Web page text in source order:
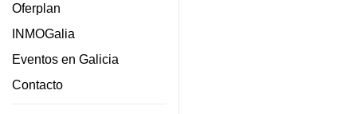
Oferplan
INMOGalia
Eventos en Galicia
Contacto